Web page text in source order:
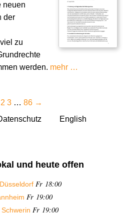
neuen
der
zu
werden. mehr …
2 3 … 86 →
English
und heute offen
Fr 18:00
Fr 19:00
Fr 19:00